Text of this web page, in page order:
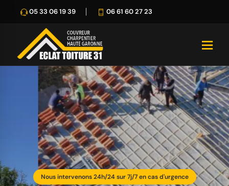
05 33 06 19 39 06 61 60 27 23
Nous intervenons 24h/24 sur 7j/7 en cas d'urgence